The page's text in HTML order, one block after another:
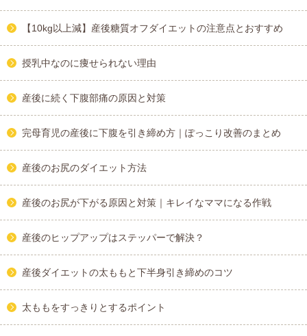
【10kg以上減】産後糖質オフダイエットの注意点とおすすめ
授乳中なのに痩せられない理由
産後に続く下腹部痛の原因と対策
完母育児の産後に下腹を引き締め方｜ぽっこり改善のまとめ
産後のお尻のダイエット方法
産後のお尻が下がる原因と対策｜キレイなママになる作戦
産後のヒップアップはステッパーで解決？
産後ダイエットの太ももと下半身引き締めのコツ
太ももをすっきりとするポイント